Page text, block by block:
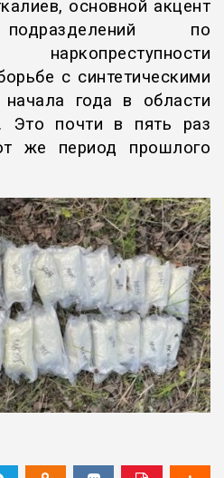
основной акцент
по
наркопреступности
с синтетическими
года в области
Это почти в пять раз
же период прошлого